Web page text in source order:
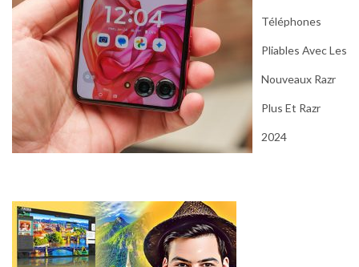
Téléphones
Pliables Avec Les
Nouveaux Razr
Plus Et Razr
2024